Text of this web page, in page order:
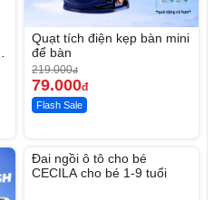
Quạt tích điện kẹp bàn mini
để bàn
219.000đ
79.000đ
Flash Sale
Đai ngồi ô tô cho bé
CECILA cho bé 1-9 tuổi